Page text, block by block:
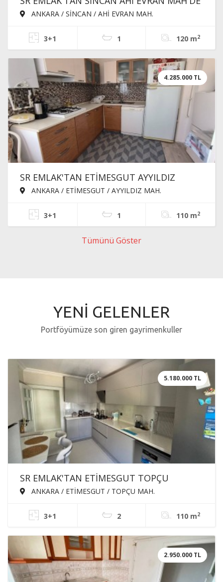
3+1 120m² ARA KATTA ÖN CEPHE
ANKARA / SİNCAN / AHİ EVRAN MAH.
3+1 1 120 m2
4.285.000 TL
SR EMLAK'TAN ETİMESGUT AYYILDIZ
MAH'DE 3+1 110m² ÖN CEPHE KATTA SİTE
ANKARA / ETİMESGUT / AYYILDIZ MAH.
3+1 1 110 m2
Tümünü Göster
YENİ GELENLER
Portföyümüze son giren gayrimenkuller
5.180.000 TL
SR EMLAK'TAN ETİMESGUT TOPÇU
MAH'DE 3+1 110m² ARA KATTA ÖN CEPHE
ANKARA / ETİMESGUT / TOPÇU MAH.
3+1 2 110 m2
2.950.000 TL